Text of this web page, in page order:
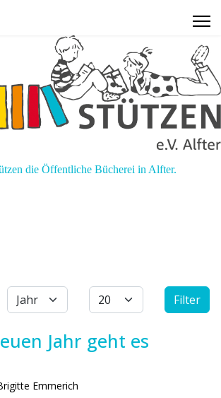
die Öffentliche Bücherei in Alfter.
Jahr Anzeige # Filter
Jahr geht es
Emmerich